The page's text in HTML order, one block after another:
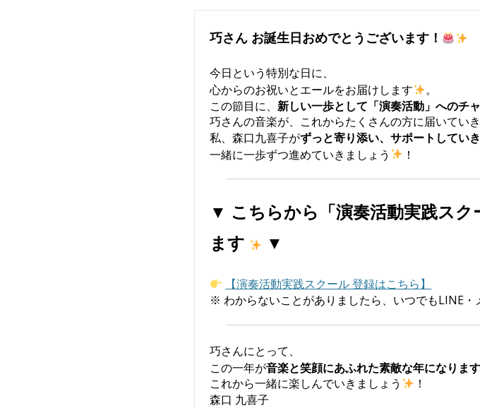
巧さん お誕生日おめでとうございます！
今日という特別な日に、
心からのお祝いとエールをお届けします
。
この節目に、新しい一歩として「演奏活動」へのチ
巧さんの音楽が、これからたくさんの方に届いてい
私、森口九喜子がずっと寄り添い、サポートしてい
一緒に一歩ずつ進めていきましょう
！
▼ こちらから「演奏活動実践ス
ます
▼
【演奏活動実践スクール 登録はこちら】
※ わからないことがありましたら、いつでもLINE・
巧さんにとって、
この一年が音楽と笑顔にあふれた素敵な年になりま
これから一緒に楽しんでいきましょう
！
森口 九喜子